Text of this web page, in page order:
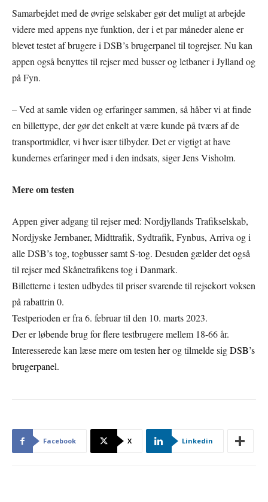
Samarbejdet med de øvrige selskaber gør det muligt at arbejde
videre med appens nye funktion, der i et par måneder alene er
blevet testet af brugere i DSB’s brugerpanel til togrejser. Nu kan
appen også benyttes til rejser med busser og letbaner i Jylland og
på Fyn.
– Ved at samle viden og erfaringer sammen, så håber vi at finde
en billettype, der gør det enkelt at være kunde på tværs af de
transportmidler, vi hver især tilbyder. Det er vigtigt at have
kundernes erfaringer med i den indsats, siger Jens Visholm.
Mere om testen
Appen giver adgang til rejser med: Nordjyllands Trafikselskab,
Nordjyske Jernbaner, Midttrafik, Sydtrafik, Fynbus, Arriva og i
alle DSB’s tog, togbusser samt S-tog. Desuden gælder det også
til rejser med Skånetrafikens tog i Danmark.
Billetterne i testen udbydes til priser svarende til rejsekort voksen
på rabattrin 0.
Testperioden er fra 6. februar til den 10. marts 2023.
Der er løbende brug for flere testbrugere mellem 18-66 år.
Interesserede kan læse mere om testen herog tilmelde sigDSB’s
brugerpanel.
Facebook X Linkedin